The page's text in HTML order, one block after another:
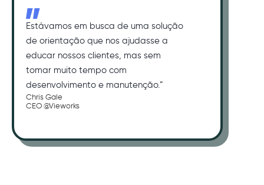
Estávamos em busca de uma solução
de orientação que nos ajudasse a
educar nossos clientes, mas sem
tomar muito tempo com
desenvolvimento e manutenção.”
Chris Gale
CEO @Vieworks